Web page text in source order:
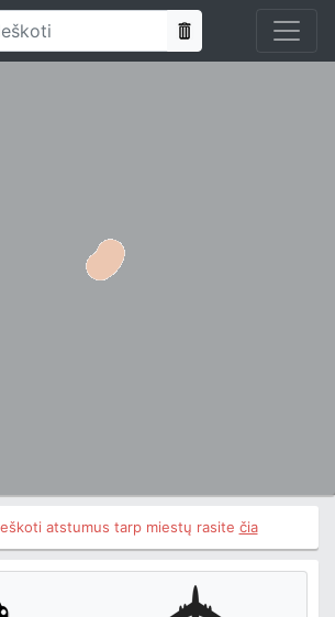
atstumus tarp miestų rasite čia